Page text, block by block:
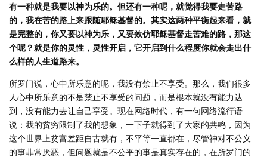
有一种就是我要以神为乐的。但还有一种呢，就觉得我要走苦路
的，我在苦的路上来跟随耶稣基督的。其实这两种平衡起来看，就
是完整的，你又要以神为乐，又要效仿耶稣基督走苦难的路，那这
个呢？就是你的灵性，灵性开启，它开启到什么程度你就会走出什
么样的人生道路来。
所罗门说，心中所乐意的呢，我没有禁止不享受。那么，我们很多
人心中所乐意的不是禁止不享受的问题，而是根本就没有能力达
到，没有能力去让自己享受。现在网络时代，有一句网络流行语
说：我的贫穷限制了我的想象，一下子就得到了大家的共鸣，因为
这个世界上贫富差距自古就有，不平等一直都在，尽管神对不公义
的事非常厌恶，但问题就是不公平的事是真实存在的，在所罗门的